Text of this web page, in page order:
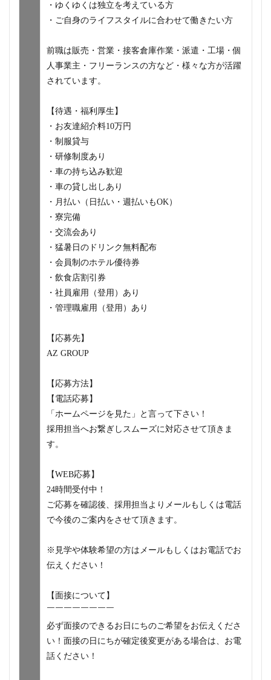
・ゆくゆくは独立を考えている方
・ご自身のライフスタイルに合わせて働きたい方
前職は販売・営業・接客倉庫作業・派遣・工場・個
人事業主・フリーランスの方など・様々な方が活躍
されています。
【待遇・福利厚生】
・お友達紹介料10万円
・制服貸与
・研修制度あり
・車の持ち込み歓迎
・車の貸し出しあり
・月払い（日払い・週払いもOK）
・寮完備
・交流会あり
・猛暑日のドリンク無料配布
・会員制のホテル優待券
・飲食店割引券
・社員雇用（登用）あり
・管理職雇用（登用）あり
【応募先】
AZ GROUP
【応募方法】
【電話応募】
「ホームページを見た」と言って下さい！
採用担当へお繋ぎしスムーズに対応させて頂きま
す。
【WEB応募】
24時間受付中！
ご応募を確認後、採用担当よりメールもしくは電話
で今後のご案内をさせて頂きます。
※見学や体験希望の方はメールもしくはお電話でお
伝えください！
【面接について】
￣￣￣￣￣￣￣￣
必ず面接のできるお日にちのご希望をお伝えくださ
い！面接の日にちが確定後変更がある場合は、お電
話ください！